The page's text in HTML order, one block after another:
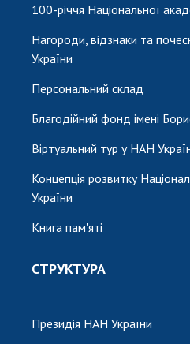
100-річчя Національної
Нагороди, відзнаки та
України
Персональний склад
Благодійний фонд імені
Віртуальний тур у НАН
Концепція розвитку
України
Книга пам'яті
СТРУКТУРА
Президія НАН України